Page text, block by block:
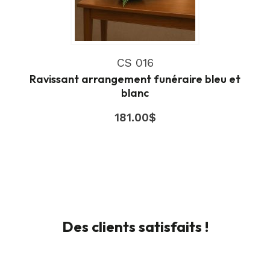
CS 016
Ravissant arrangement funéraire bleu et
blanc
181.00$
Des clients satisfaits !